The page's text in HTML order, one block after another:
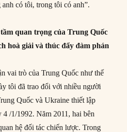
có tôi, trong tôi có anh”.
quan trọng của Trung Quốc
hoà giải và thúc đẩy đàm phán
vai trò của Trung Quốc như thế
tôi đã trao đổi với nhiều người
Quốc và Ukraine thiết lập
4 /1/1992. Năm 2011, hai bên
hệ đối tác chiến lược. Trong